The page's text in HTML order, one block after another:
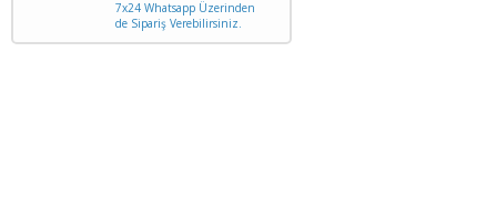
7x24 Whatsapp Üzerinden
de Sipariş Verebilirsiniz.